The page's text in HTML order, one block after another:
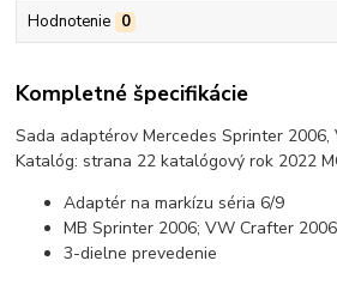
Hodnotenie 0
Kompletné špecifikácie
Sada adaptérov Mercedes Sprinter
Katalóg: strana 22 katalógový rok 2022
Adaptér na markízu séria 6/9
MB Sprinter 2006; VW Crafter
3-dielne prevedenie